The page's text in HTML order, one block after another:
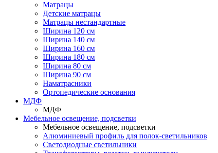
Матрацы
Детские матрацы
Матрацы нестандартные
Ширина 120 см
Ширина 140 см
Ширина 160 см
Ширина 180 см
Ширина 80 см
Ширина 90 см
Наматрасники
Ортопедические основания
МДФ
МДФ
Мебельное освещение, подсветки
Мебельное освещение, подсветки
Алюминиевый профиль для полок-светильников
Светодиодные светильники